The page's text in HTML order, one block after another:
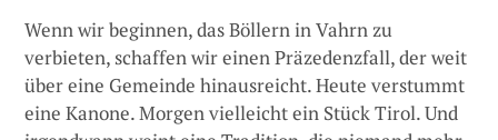
Wenn wir beginnen, das Böllern in Vahrn zu
verbieten, schaffen wir einen Präzedenzfall, der weit
über eine Gemeinde hinausreicht. Heute verstummt
eine Kanone. Morgen vielleicht ein Stück Tirol. Und